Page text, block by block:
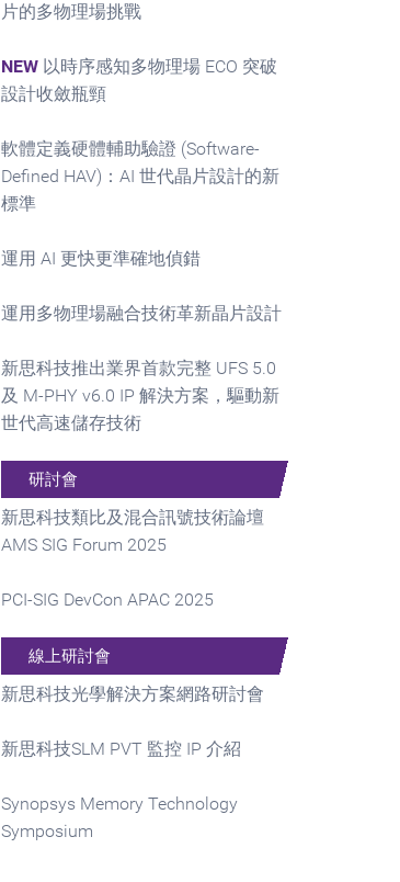
片的多物理場挑戰
NEW 以時序感知多物理場 ECO 突破
設計收斂瓶頸
軟體定義硬體輔助驗證 (Software-
Defined HAV)：AI 世代晶片設計的新
標準
運用 AI 更快更準確地偵錯
運用多物理場融合技術革新晶片設計
新思科技推出業界首款完整 UFS 5.0
及 M-PHY v6.0 IP 解決方案，驅動新
世代高速儲存技術
研討會
新思科技類比及混合訊號技術論壇
AMS SIG Forum 2025
PCI-SIG DevCon APAC 2025
線上研討會
新思科技光學解決方案網路研討會
新思科技SLM PVT 監控 IP 介紹
Synopsys Memory Technology
Symposium